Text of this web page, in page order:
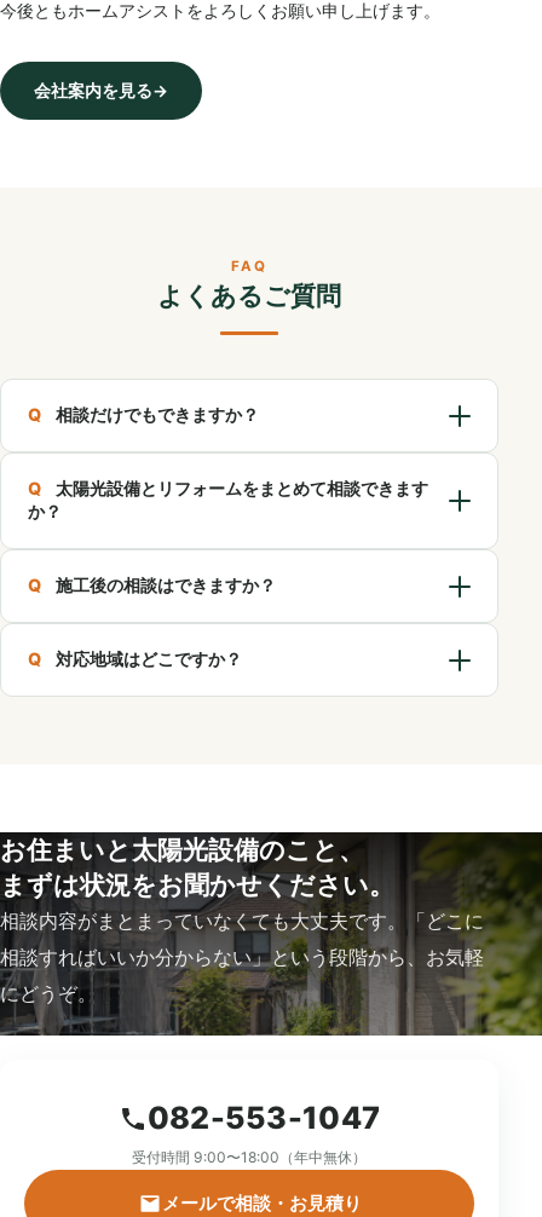
今後ともホームアシストをよろしくお願い申し上げます。
会社案内を見る→
FAQ
よくあるご質問
相談だけでもできますか？
太陽光設備とリフォームをまとめて相談できます
か？
施工後の相談はできますか？
対応地域はどこですか？
お住まいと太陽光設備のこと、
まずは状況をお聞かせください。
相談内容がまとまっていなくても大丈夫です。「どこに
相談すればいいか分からない」という段階から、お気軽
にどうぞ。
082-553-1047
受付時間 9:00〜18:00（年中無休）
メールで相談・お見積り